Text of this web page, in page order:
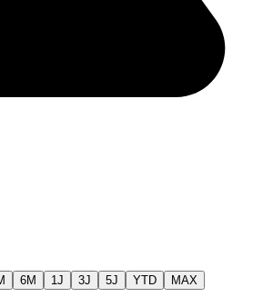
6M 1J 3J 5J YTD MAX